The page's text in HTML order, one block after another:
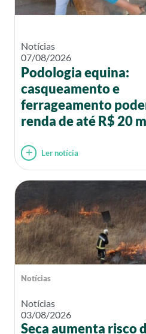
Notícias
07/08/2026
Podologia equina:
casqueamento e
ferrageamento
renda de até R$ 20
Ler notícia
Notícias
Notícias
03/08/2026
Seca aumenta risco